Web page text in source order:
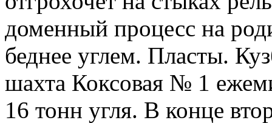
доменный процесс на
беднее углем. Пласты.
шахта Коксовая № 1
16 тонн угля. В конце